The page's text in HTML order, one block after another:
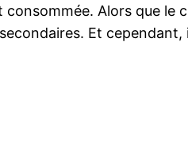
Alors que le
Et